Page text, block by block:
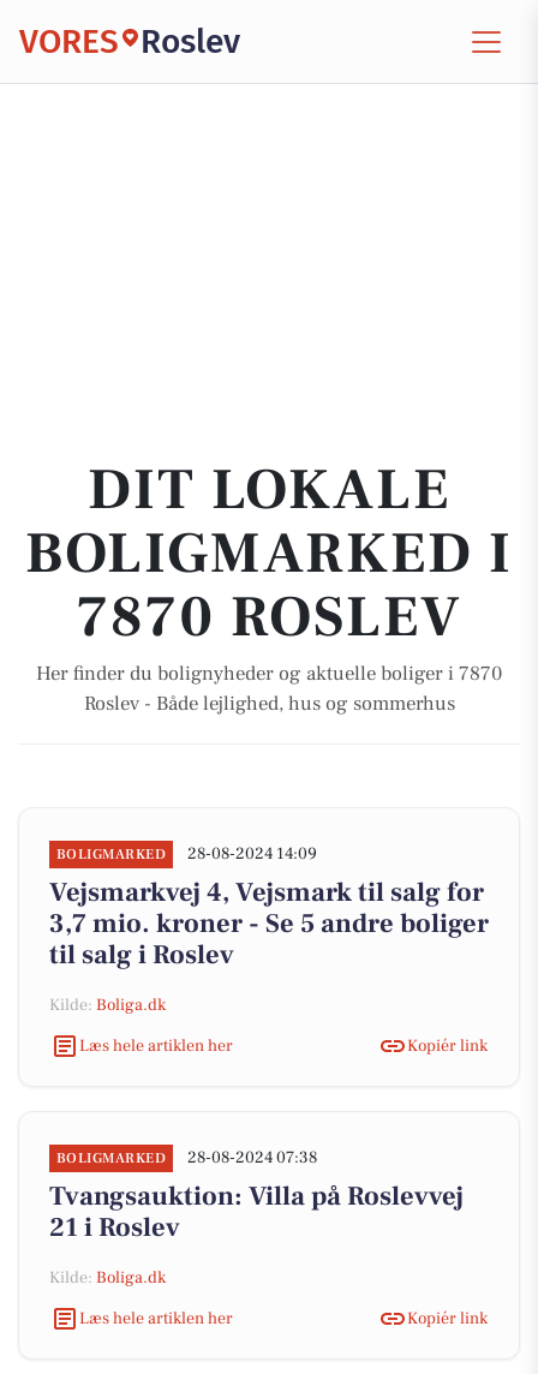
VORES Roslev
DIT LOKALE
BOLIGMARKED I
7870 ROSLEV
Her finder du bolignyheder og aktuelle boliger i 7870
Roslev - Både lejlighed, hus og sommerhus
BOLIGMARKED 28-08-2024 14:09
Vejsmarkvej 4, Vejsmark til salg for
3,7 mio. kroner - Se 5 andre boliger
til salg i Roslev
Kilde: Boliga.dk
Læs hele artiklen her
Kopiér link
BOLIGMARKED 28-08-2024 07:38
Tvangsauktion: Villa på Roslevvej
21 i Roslev
Kilde: Boliga.dk
Læs hele artiklen her
Kopiér link